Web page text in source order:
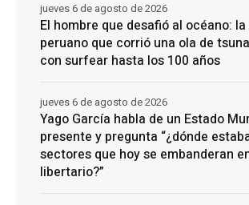
El hombre que desafió al océano:
peruano que corrió una ola de
con surfear hasta los 100 años
jueves 6 de agosto de 2026
Yago García habla de un Estado
presente y pregunta “¿dónde
sectores que hoy se embanderan
libertario?”
jueves 6 de agosto de 2026